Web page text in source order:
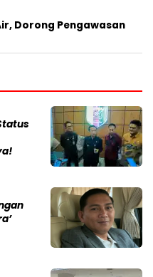
Dorong Pengawasan